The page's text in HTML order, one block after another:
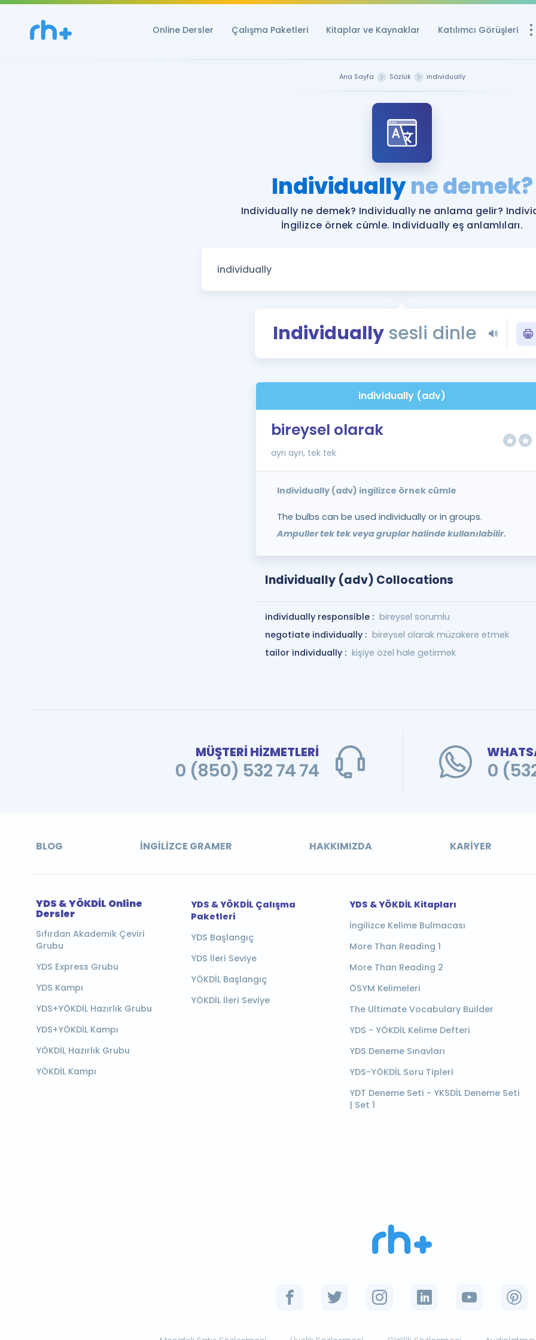
Online Dersler Çalışma Paketleri Kitaplar ve Kaynaklar Katılımcı Görüşleri
Ücretsiz
YDS ve YÖKDİL
YDS ve YÖKDİL'e
Tüm ÖSYM
Blog
YDS - YÖKDİL
İngilizce
Ana Sayfa Sözlük individually
Individuallyne demek?
Individually ne demek? Individually ne anlama gelir?
İngilizce örnek cümle. Individually eş anlamlıları.
Individuallysesli dinle
individually (adv)
bireysel olarak
ayrı ayrı, tek tek
Individually (adv) ingilizce örnek cümle
The bulbs can be used individually or in groups.
Ampuller tek tek veya gruplar halinde kullanılabilir.
Individually (adv) Collocations
individually responsible : bireysel sorumlu
negotiate individually : bireysel olarak müzakere etmek
tailor individually : kişiye özel hale getirmek
MÜŞTERİ HİZMETLERİ
0 (850) 532 74 74 0
BLOG İNGILIZCE GRAMER HAKKIMIZDA KARIYER
YDS & YÖKDİL Online
Dersler
Sıfırdan Akademik Çeviri
Grubu
YDS Express Grubu
YDS Kampı
YDS+YÖKDİL Hazırlık Grubu
YDS+YÖKDİL Kampı
YÖKDİL Hazırlık Grubu
YÖKDİL Kampı
YDS & YÖKDİL Çalışma
Paketleri
YDS Başlangıç
YDS İleri Seviye
YÖKDİL Başlangıç
YÖKDİL İleri Seviye
YDS & YÖKDİL Kitapları
İngilizce Kelime Bulmacası
More Than Reading 1
More Than Reading 2
ÖSYM Kelimeleri
The Ultimate Vocabulary Builder
YDS - YÖKDİL Kelime Defteri
YDS Deneme Sınavları
YDS-YÖKDİL Soru Tipleri
YDT Deneme Seti - YKSDİL Deneme Seti
| Set 1